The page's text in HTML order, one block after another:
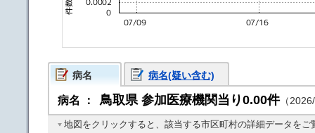
病名 病名(疑い含む)
病名 ： 鳥取県 参加医療機関当り0.00件（
地図をクリックすると、該当する市区町村の詳細データをご